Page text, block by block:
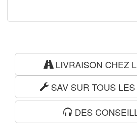
LIVRAISON CHEZ
SAV SUR TOUS
DES